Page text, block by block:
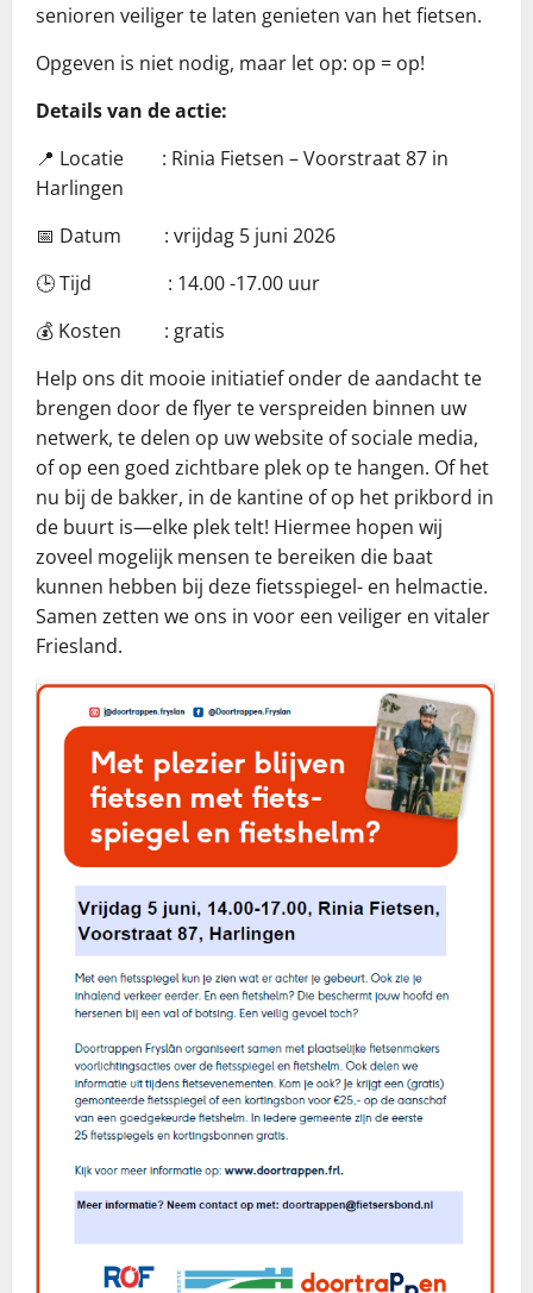
senioren veiliger te laten genieten van het fietsen.
Opgeven is niet nodig, maar let op: op = op!
Details van de actie:
📍 Locatie : Rinia Fietsen – Voorstraat 87 in
Harlingen
📅 Datum : vrijdag 5 juni 2026
🕒 Tijd : 14.00 -17.00 uur
💰 Kosten : gratis
Help ons dit mooie initiatief onder de aandacht te
brengen door de flyer te verspreiden binnen uw
netwerk, te delen op uw website of sociale media,
of op een goed zichtbare plek op te hangen. Of het
nu bij de bakker, in de kantine of op het prikbord in
de buurt is—elke plek telt! Hiermee hopen wij
zoveel mogelijk mensen te bereiken die baat
kunnen hebben bij deze fietsspiegel- en helmactie.
Samen zetten we ons in voor een veiliger en vitaler
Friesland.